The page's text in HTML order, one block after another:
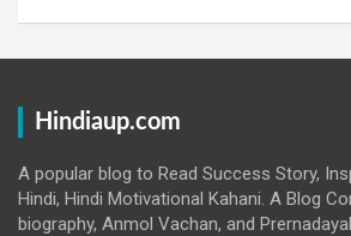
Hindiaup.com
A popular blog to Read Success Story,
Hindi, Hindi Motivational Kahani. A Blog
biography, Anmol Vachan, and